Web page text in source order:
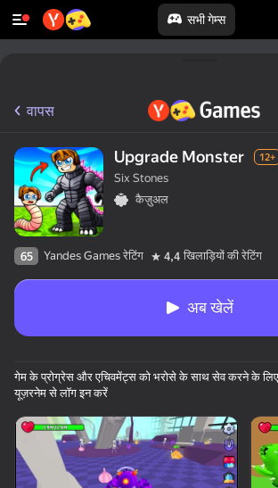
सभी गेम्स
डिवाइस घुमाएँ
यह गेम केवल लैंडस्केप
ओरिएंटेशन का समर्थन करता है
वापस
Upgrade Monster 12+
Six Stones
कैज़ुअल
65 Yandes Games रेटिंग 4,4 खिलाड़ियों की रेटिंग
अब खेलें
गेम के प्रोग्रेस और एचिवमेंट्स को भरोसे के साथ सेव करने के
यूज़रनेम से लॉग इन करें